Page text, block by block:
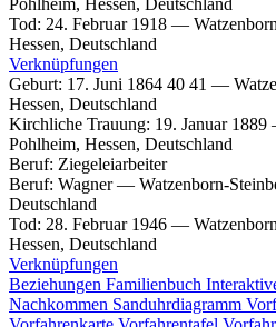
Tod: 24. Februar 1918 —
Hessen, Deutschland
Verknüpfungen
Geburt: 17. Juni 1864 40 41 —
Hessen, Deutschland
Kirchliche Trauung: 19. Januar 1889
Pohlheim, Hessen, Deutschland
Beruf: Ziegeleiarbeiter
Beruf: Wagner— Watzenborn-
Deutschland
Tod: 28. Februar 1946 —
Hessen, Deutschland
Verknüpfungen
Beziehungen Familienbuch
Nachkommen Sanduhrdiagramm